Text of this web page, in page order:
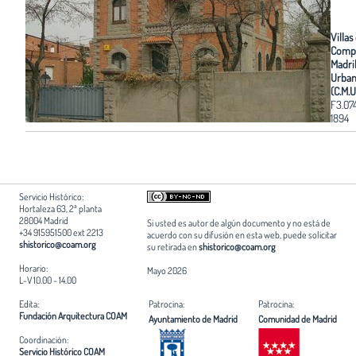
Villas
1894
Servicio Histórico:
Hortaleza 63, 2ª planta
28004 Madrid
+34 915951500 ext 2213
shistorico@coam.org
Horario:
L-V 10.00 - 14.00
Si usted es autor de algún documento y no está de
acuerdo con su difusión en esta web, puede solicitar
su retirada enshistorico@coam.org
Mayo 2026
Edita:
Fundación Arquitectura COAM
Coordinación:
Servicio Histórico COAM
Patrocina:
Ayuntamiento de Madrid
Patrocina:
Comunidad de Madrid